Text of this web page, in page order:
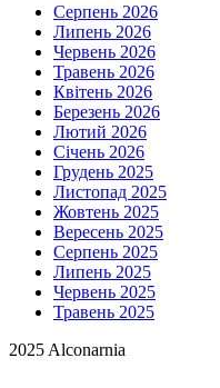
Серпень 2026
Липень 2026
Червень 2026
Травень 2026
Квітень 2026
Березень 2026
Лютий 2026
Січень 2026
Грудень 2025
Листопад 2025
Жовтень 2025
Вересень 2025
Серпень 2025
Липень 2025
Червень 2025
Травень 2025
2025 Alconarnia